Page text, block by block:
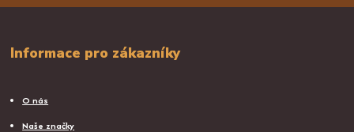
Informace pro zákazníky
O nás
Naše značky